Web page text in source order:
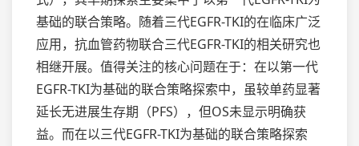
基础的联合策略。随着三代EGFR-TKI的在临床广泛
应用，抗血管药物联合三代EGFR-TKI的相关研究也
相继开展。值得关注的核心问题在于：在以第一代
EGFR-TKI为基础的联合策略探索中，虽较单药显著
延长无进展生存期（PFS），但OS未显示明确获
益。而在以三代EGFR-TKI为基础的联合策略探索